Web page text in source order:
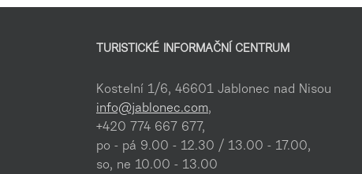
TURISTICKÉ INFORMAČNÍ CENTRUM
Kostelní 1/6, 46601 Jablonec nad Nisou
info@jablonec.com,
+420 774 667 677,
po - pá 9.00 - 12.30 / 13.00 - 17.00,
so, ne 10.00 - 13.00